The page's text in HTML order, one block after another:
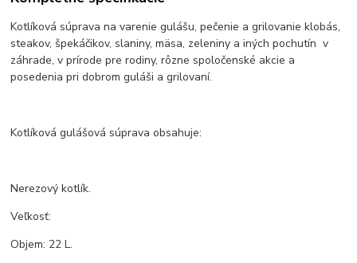
Kotlíková súprava na varenie gulášu, pečenie a grilovanie klobás,
steakov, špekáčikov, slaniny, mäsa, zeleniny a iných pochutín v
záhrade, v prírode pre rodiny, rôzne spoločenské akcie a
posedenia pri dobrom guláši a grilovaní.
Kotlíková gulášová súprava obsahuje:
Nerezový kotlík.
Veľkosť:
Objem: 22 L.